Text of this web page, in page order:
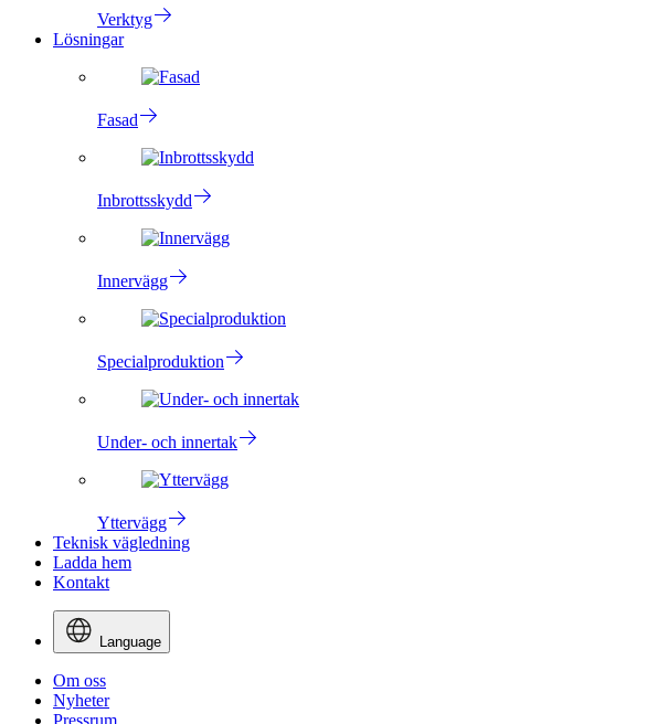
Verktyg
Lösningar
Fasad
Inbrottsskydd
Innervägg
Specialproduktion
Under- och innertak
Yttervägg
Teknisk vägledning
Ladda hem
Kontakt
Language
Om oss
Nyheter
Pressrum